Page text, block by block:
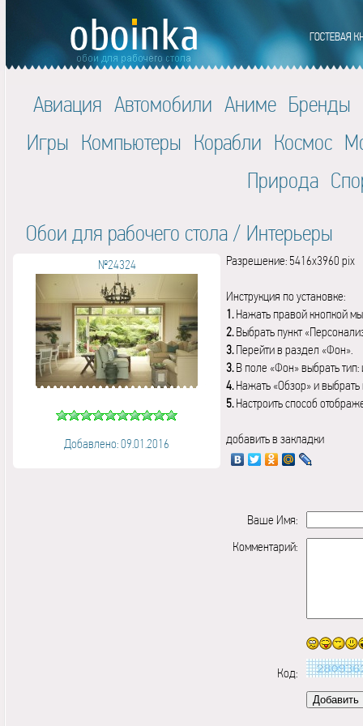
Авиация Автомобили Аниме Бренды
Игры Компьютеры Корабли Космос
Природа
Обои для рабочего стола / Интерьеры
№24324
Добавлено: 09.01.2016
Разрешение: 5416x3960 pix
Инструкция по установке:
1.Нажать правой кнопкой
2.Выбрать пункт
3.Перейти в раздел «Фон».
3.В поле «Фон» выбрать
4.Нажать «Обзор» и выбрать
5.Настроить способ
добавить в закладки
Ваше Имя:
Комментарий:
Код: